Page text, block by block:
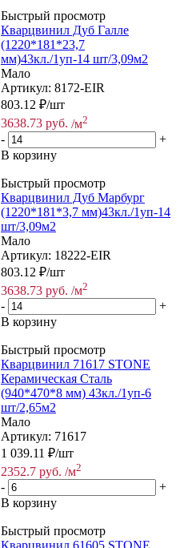
Быстрый просмотр
Кварцвинил Дуб Галле
(1220*181*23,7
мм)43кл./1уп-14 шт/3,09м2
Мало
Артикул: 8172-EIR
803.12 ₽/шт
3638.73 руб. /м2
-
+
В корзину
Быстрый просмотр
Кварцвинил Дуб Марбург
(1220*181*3,7 мм)43кл./1уп-14
шт/3,09м2
Мало
Артикул: 18222-EIR
803.12 ₽/шт
3638.73 руб. /м2
-
+
В корзину
Быстрый просмотр
Кварцвинил 71617 STONE
Керамическая Сталь
(940*470*8 мм) 43кл./1уп-6
шт/2,65м2
Мало
Артикул: 71617
1 039.11 ₽/шт
2352.7 руб. /м2
-
+
В корзину
Быстрый просмотр